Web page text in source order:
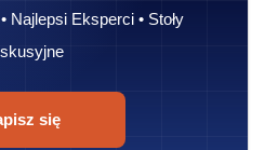
Najlepsi Eksperci • Stoły
się